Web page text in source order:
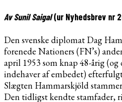
Av Sunil Saigal(ur Nyhedsbrev nr
Den svenske diplomat Dag
forenede Nationers (FN’s)
april 1953 som knap 48-årig
indehaver af embedet)
Slægten Hammarskjöld
Den tidligst kendte stamfader,